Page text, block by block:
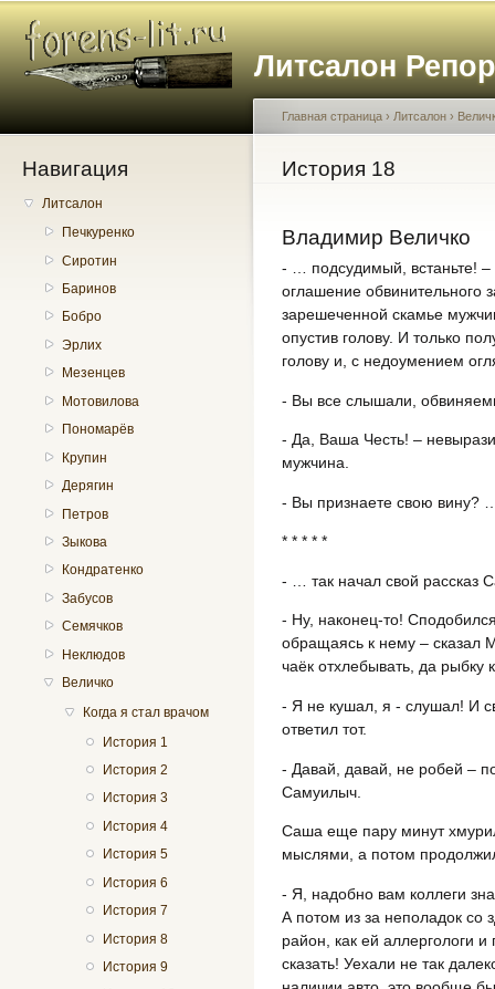
Литсалон
Навигация
Литсалон
Печкуренко
Сиротин
Баринов
Бобро
Эрлих
Мезенцев
Мотовилова
Пономарёв
Крупин
Дерягин
Петров
Зыкова
Кондратенко
Забусов
Семячков
Неклюдов
Величко
Когда я стал врачом
История 1
История 2
История 3
История 4
История 5
История 6
История 7
История 8
История 9
Вы здесь
Главная страница › Литсалон ›
История 18
Владимир Величко
- … подсудимый, встаньте! –
оглашение обвинительного
зарешеченной скамье
опустив голову. И только
голову и, с недоумением
- Вы все слышали,
- Да, Ваша Честь! –
мужчина.
- Вы признаете свою вину?
* * * * *
- … так начал свой рассказ
- Ну, наконец-то!
обращаясь к нему – сказал
чаёк отхлебывать, да рыбку
- Я не кушал, я - слушал! И
ответил тот.
- Давай, давай, не робей –
Самуилыч.
Саша еще пару минут
мыслями, а потом
- Я, надобно вам коллеги
А потом из за неполадок со
район, как ей аллергологи
сказать! Уехали не так